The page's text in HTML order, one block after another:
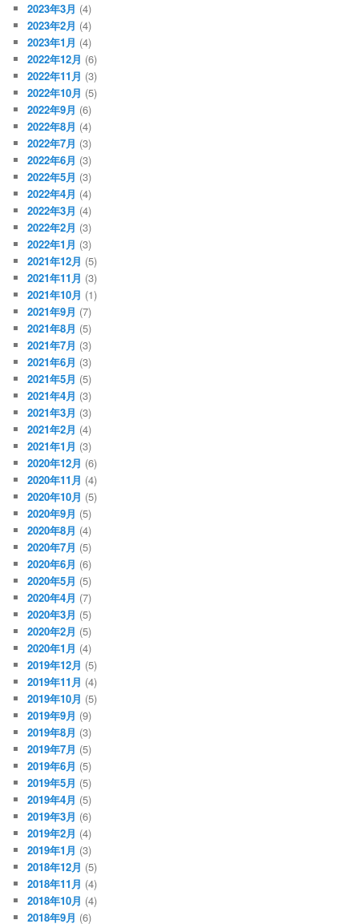
2023年3月 (4)
2023年2月 (4)
2023年1月 (4)
2022年12月 (6)
2022年11月 (3)
2022年10月 (5)
2022年9月 (6)
2022年8月 (4)
2022年7月 (3)
2022年6月 (3)
2022年5月 (3)
2022年4月 (4)
2022年3月 (4)
2022年2月 (3)
2022年1月 (3)
2021年12月 (5)
2021年11月 (3)
2021年10月 (1)
2021年9月 (7)
2021年8月 (5)
2021年7月 (3)
2021年6月 (3)
2021年5月 (5)
2021年4月 (3)
2021年3月 (3)
2021年2月 (4)
2021年1月 (3)
2020年12月 (6)
2020年11月 (4)
2020年10月 (5)
2020年9月 (5)
2020年8月 (4)
2020年7月 (5)
2020年6月 (6)
2020年5月 (5)
2020年4月 (7)
2020年3月 (5)
2020年2月 (5)
2020年1月 (4)
2019年12月 (5)
2019年11月 (4)
2019年10月 (5)
2019年9月 (9)
2019年8月 (3)
2019年7月 (5)
2019年6月 (5)
2019年5月 (5)
2019年4月 (5)
2019年3月 (6)
2019年2月 (4)
2019年1月 (3)
2018年12月 (5)
2018年11月 (4)
2018年10月 (4)
2018年9月 (6)